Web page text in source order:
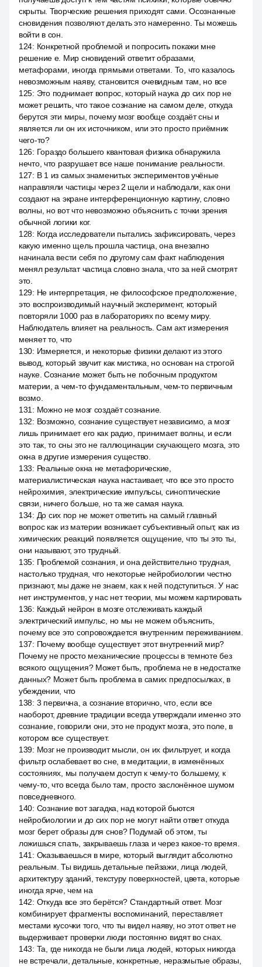
скрыты. Творческие решения приходят сами. Осознанные
сновидения позволяют делать это намеренно. Ты можешь
войти в сон.
124: Конкретной проблемой и попросить покажи мне
решение e. Мир сновидений ответит образами,
метафорами, иногда прямыми ответами. То, что казалось
невозможным наяву, становится очевидным там, но все
125: Это поднимает вопрос, который наука до сих пор не
может решить, что такое сознание на самом деле, откуда
берутся эти миры, почему мозг вообще создаёт сны и
является ли он их источником, или это просто приёмник
чего-то?
126: Гораздо большего квантовая физика обнаружила
нечто, что разрушает все наше понимание реальности.
127: В 1 из самых знаменитых экспериментов учёные
направляли частицы через 2 щели и наблюдали, как они
создают на экране интерференционную картину, словно
волны, но вот что невозможно объяснить с точки зрения
обычной логики ког.
128: Когда исследователи пытались зафиксировать, через
какую именно щель прошла частица, она внезапно
начинала вести себя по другому сам факт наблюдения
менял результат частица словно знала, что за ней смотрят
это.
129: Не интерпретация, не философское предположение,
это воспроизводимый научный эксперимент, который
повторяли 1000 раз в лабораториях по всему миру.
Наблюдатель влияет на реальность. Сам акт измерения
меняет то, что
130: Измеряется, и некоторые физики делают из этого
вывод, который звучит как мистика, но основан на строгой
науке. Сознание может быть не побочным продуктом
материи, а чем-то фундаментальным, чем-то первичным
возмо.
131 : Можно не мозг создаёт сознание.
132: Возможно, сознание существует независимо, а мозг
лишь принимает его как радио, принимает волны, и если
это так, то сны это не галлюцинации скучающего мозга, это
окна в другие измерения существо.
133: Реальные окна не метафорические,
материалистическая наука настаивает, что все это просто
нейрохимия, электрические импульсы, синоптические
связи, ничего больше, но та же самая наука.
134: До сих пор не может ответить на самый главный
вопрос как из материи возникает субъективный опыт, как из
химических реакций появляется ощущение, что ты это ты,
они называют, это трудный.
135: Проблемой сознания, и она действительно трудная,
настолько трудная, что некоторые нейробиологии честно
признают, мы даже не знаем, как к ней подступиться. У нас
нет инструментов, у нас нет теории, мы можем картировать
136: Каждый нейрон в мозге отслеживать каждый
электрический импульс, но мы не можем объяснить,
почему все это сопровождается внутренним переживанием.
137: Почему вообще существует этот внутренний мир?
Почему не просто механические процессы в темноте без
всякого ощущения? Может быть, проблема не в недостатке
данных? Может быть проблема в самих предпосылках, в
убеждении, что
138: 3 первична, а сознание вторично, что, если все
наоборот, древние традиции всегда утверждали именно это
сознание, говорили они, это не продукт мозга, это поле, в
котором все существует.
139: Мозг не производит мысли, он их фильтрует, и когда
фильтр ослабевает во сне, в медитации, в изменённых
состояниях, мы получаем доступ к чему-то большему, к
чему-то, что всегда было там, просто заслонённое шумом
повседневного.
140: Сознание вот загадка, над которой бьются
нейробиологии и до сих пор не могут найти ответ откуда
мозг берет образы для снов? Подумай об этом, ты
ложишься спать, закрываешь глаза и через какое-то время.
141 : Оказываешься в мире, который выглядит абсолютно
реальным. Ты видишь детальные пейзажи, лица людей,
архитектуру зданий, текстуру поверхностей, цвета, которые
иногда ярче, чем на
142: Откуда все это берётся? Стандартный ответ. Мозг
комбинирует фрагменты воспоминаний, переставляет
местами кусочки того, что ты видел наяву, но этот ответ не
выдерживает проверки люди постоянно видят во снах.
143: Та, где никогда не были лица людей, которых никогда
не встречали, детальные, конкретные, неразмытые образы,